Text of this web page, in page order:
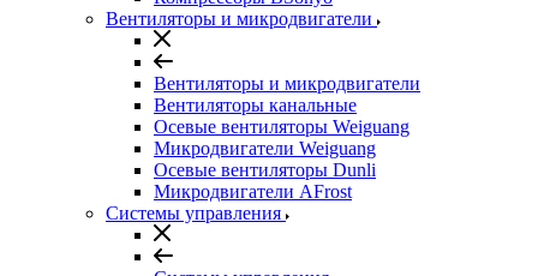
Вентиляторы и микродвигатели
Вентиляторы и микродвигатели
Вентиляторы канальные
Осевые вентиляторы Weiguang
Микродвигатели Weiguang
Осевые вентиляторы Dunli
Микродвигатели AFrost
Системы управления